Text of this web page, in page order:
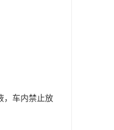
，车内禁止放